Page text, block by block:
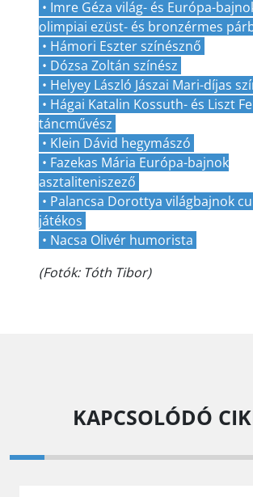
• Imre Géza világ- és Európa-
olimpiai ezüst- és bronzérmes
• Hámori Eszter színésznő
• Dózsa Zoltán színész
• Helyey László Jászai Mari-díjas
• Hágai Katalin Kossuth- és Liszt
táncművész
• Klein Dávid hegymászó
• Fazekas Mária Európa-bajnok
asztaliteniszező
• Palancsa Dorottya világbajnok
játékos
• Nacsa Olivér humorista
(Fotók: Tóth Tibor)
KAPCSOLÓDÓ